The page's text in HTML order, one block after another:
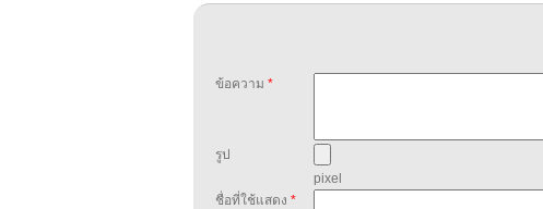
ข้อความ *
รูป
pixel
ชื่อที่ใช้แสดง *